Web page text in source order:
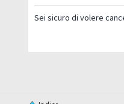
Sei sicuro di volere